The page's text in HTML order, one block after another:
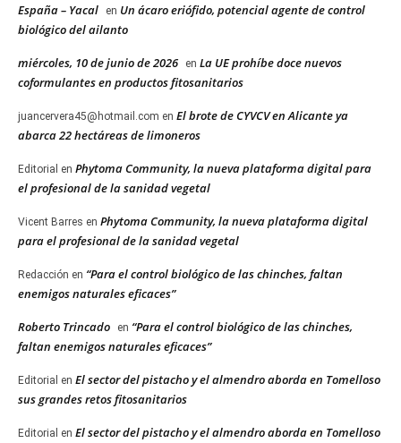
España – Yacal
en Un ácaro eriófido, potencial agente de control
biológico del ailanto
miércoles, 10 de junio de 2026 en La UE prohíbe doce nuevos
coformulantes en productos fitosanitarios
juancervera45@hotmail.com en El brote de CYVCV en Alicante ya
abarca 22 hectáreas de limoneros
Editorial en Phytoma Community, la nueva plataforma digital para
el profesional de la sanidad vegetal
Vicent Barres en Phytoma Community, la nueva plataforma digital
para el profesional de la sanidad vegetal
Redacción en “Para el control biológico de las chinches, faltan
enemigos naturales eficaces”
Roberto Trincado en “Para el control biológico de las chinches,
faltan enemigos naturales eficaces”
Editorial en El sector del pistacho y el almendro aborda en Tomelloso
sus grandes retos fitosanitarios
Editorial en El sector del pistacho y el almendro aborda en Tomelloso